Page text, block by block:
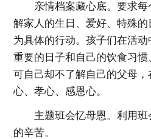
亲情档案藏心底。要求每
解家人的生日、爱好、特殊
为具体的行动。孩子们在活
重要的日子和自己的饮食习惯
可自己却不了解自己的父母
心、孝心、感恩心。
主题班会忆母恩。利用班
的辛苦。